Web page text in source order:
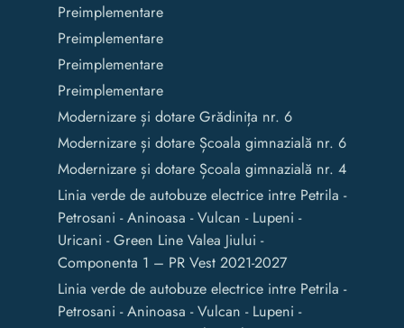
Preimplementare
Preimplementare
Preimplementare
Preimplementare
Modernizare și dotare Grădinița nr. 6
Modernizare și dotare Școala gimnazială nr. 6
Modernizare și dotare Școala gimnazială nr. 4
Linia verde de autobuze electrice intre Petrila -
Petrosani - Aninoasa - Vulcan - Lupeni -
Uricani - Green Line Valea Jiului -
Componenta 1 – PR Vest 2021-2027
Linia verde de autobuze electrice intre Petrila -
Petrosani - Aninoasa - Vulcan - Lupeni -